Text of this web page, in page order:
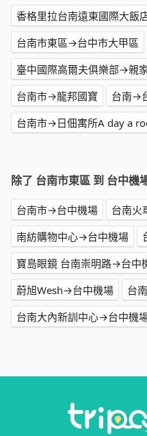
香格里拉台南遠東國際大飯
台南市東區→台中市大甲區
臺中國際高爾夫俱樂部→親
台南市→龍邦國寶
台南→
台南市→日佃寓所A day a
除了 台南市東區 到 台中機
台南市→台中機場
台南火
南紡購物中心→台中機場
寶島眼鏡 台南崇明路→台中
蔚旭Wesh→台中機場
台
台南大內新訓中心→台中機